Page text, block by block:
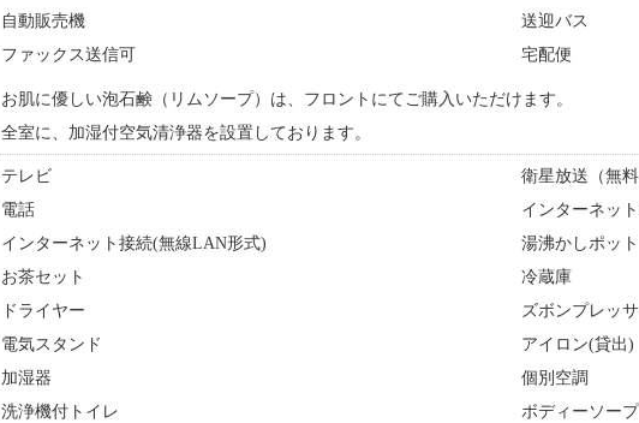
自動販売機
送迎バス
ファックス送信可
宅配便
お肌に優しい泡石鹸（リムソープ）は、フロントにてご購入いただけます。
全室に、加湿付空気清浄器を設置しております。
テレビ
衛星放送（無料
電話
インターネッ
インターネット接続(無線LAN形式)
湯沸かしポット
お茶セット
冷蔵庫
ドライヤー
ズボンプレッ
電気スタンド
アイロン(貸出)
加湿器
個別空調
洗浄機付トイレ
ボディーソープ